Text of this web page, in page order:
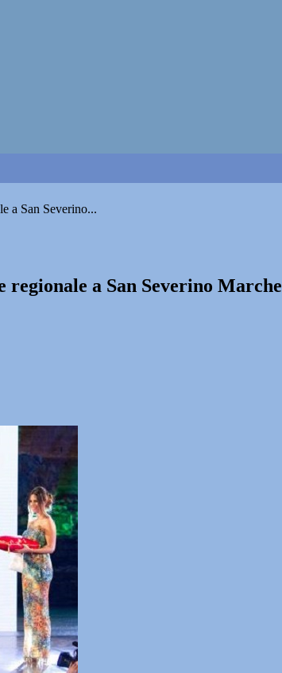
a San Severino...
regionale a San Severino Marche